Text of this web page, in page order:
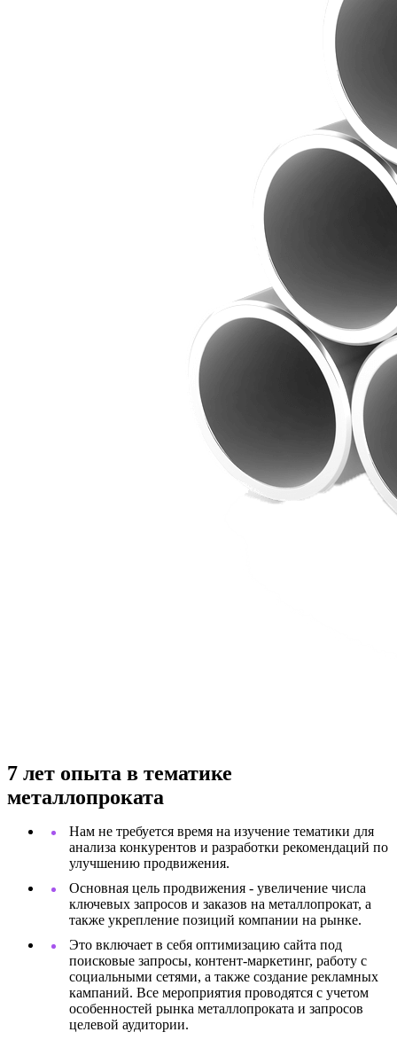
7 лет опыта в тематике
металлопроката
Нам не требуется время на изучение тематики для
анализа конкурентов и разработки рекомендаций по
улучшению продвижения.
Основная цель продвижения - увеличение числа
ключевых запросов и заказов на металлопрокат, а
также укрепление позиций компании на рынке.
Это включает в себя оптимизацию сайта под
поисковые запросы, контент-маркетинг, работу с
социальными сетями, а также создание рекламных
кампаний. Все мероприятия проводятся с учетом
особенностей рынка металлопроката и запросов
целевой аудитории.